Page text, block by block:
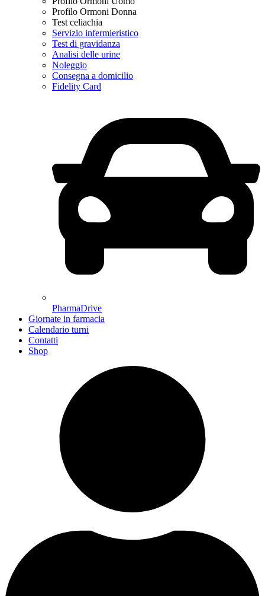
Profilo Ormoni Donna
Test celiachia
Servizio infermieristico
Test di gravidanza
Analisi delle urine
Noleggio
Consegna a domicilio
Fidelity Card
PharmaDrive
Giornate in farmacia
Calendario turni
Contatti
Shop